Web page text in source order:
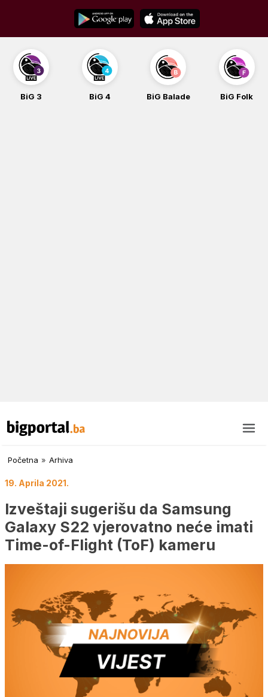
content
BiG 3 BiG 4 BiG Balade BiG Folk
Početna » Arhiva
19. Aprila 2021.
Izveštaji sugerišu da Samsung
Galaxy S22 vjerovatno neće imati
Time-of-Flight (ToF) kameru